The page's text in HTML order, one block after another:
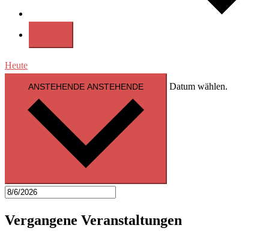
Heute
ANSTEHENDE ANSTEHENDE Datum wählen.
Vergangene Veranstaltungen